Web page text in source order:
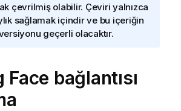
çevrilmiş olabilir. Çeviri yalnızca
sağlamak içindir ve bu içeriğin
geçerli olacaktır.
Face bağlantısı